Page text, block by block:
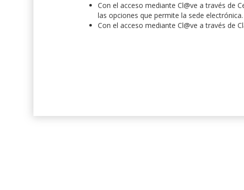
Con el acceso mediante Cl@ve a través de
las opciones que permite la sede electrónica.
Con el acceso mediante Cl@ve a través de